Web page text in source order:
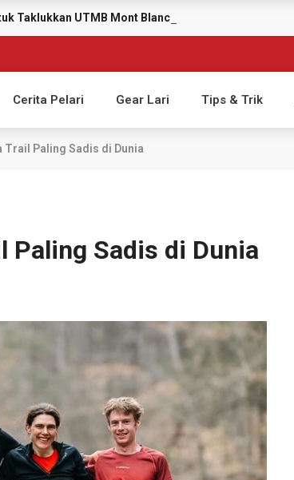
Taklukkan UTMB Mont Blanc 2026
Cerita Pelari Gear Lari Tips & Trik
Trail Paling Sadis di Dunia
Paling Sadis di Dunia